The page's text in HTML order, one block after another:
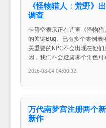
《怪物猎人：荒野》
调查
卡普空表示正在调查《怪物
的关键Bug。已有多个案例表
关重要的NPC不会出现在他
因，我们不会透露哪个角色
2026-08-04 04:00:02
万代南梦宫注册两个
新作